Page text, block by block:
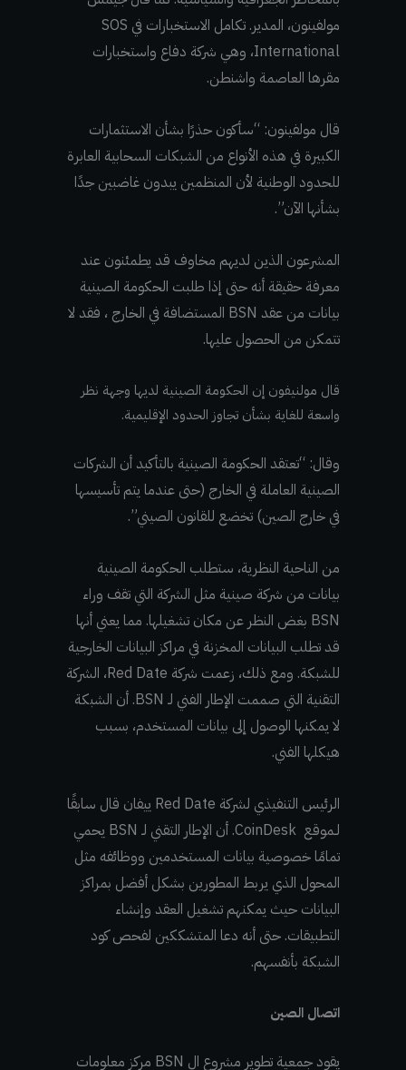
مولفينون، المدير. تكامل الاستخبارات في SOS
International، وهي شركة دفاع واستخبارات
مقرها العاصمة واشنطن.
قال مولفينون: “سأكون حذرًا بشأن الاستثمارات
الكبيرة في هذه الأنواع من الشبكات السحابية العابرة
للحدود الوطنية لأن المنظمين يبدون غاضبين جدًا
بشأنها الآن”.
المشرعون الذين لديهم مخاوف قد يطمئنون عند
معرفة حقيقة أنه حتى إذا طلبت الحكومة الصينية
بيانات من عقد BSN المستضافة في الخارج ، فقد لا
تتمكن من الحصول عليها.
قال مولنيفون إن الحكومة الصينية لديها وجهة نظر
واسعة للغاية بشأن تجاوز الحدود الإقليمية.
وقال: “تعتقد الحكومة الصينية بالتأكيد أن الشركات
الصينية العاملة في الخارج (حتى عندما يتم تأسيسها
في خارج الصين) تخضع للقانون الصيني”.
من الناحية النظرية، ستطلب الحكومة الصينية
بيانات من شركة صينية مثل الشركة التي تقف وراء
BSN بغض النظر عن مكان تشغيلها. مما يعني أنها
قد تطلب البيانات المخزنة في مراكز البيانات الخارجية
للشبكة. ومع ذلك، زعمت شركة Red Date، الشركة
التقنية التي صممت الإطار الفني لـ BSN. أن الشبكة
لا يمكنها الوصول إلى بيانات المستخدم، بسبب
هيكلها الفني.
الرئيس التنفيذي لشركة Red Date ييفان قال سابقًا
لـموقع CoinDesk. أن الإطار التقني لـ BSN يحمي
تمامًا خصوصية بيانات المستخدمين ووظائفه مثل
المحول الذي يربط المطورين بشكل أفضل بمراكز
البيانات حيث يمكنهم تشغيل العقد وإنشاء
التطبيقات. حتى أنه دعا المتشككين لفحص كود
الشبكة بأنفسهم.
اتصال الصين
يقود جمعية تطوير مشروع ال BSN مركز معلومات